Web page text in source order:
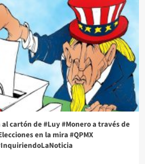
cartón de #Luy #Monero a través de
en la mira #QPMX